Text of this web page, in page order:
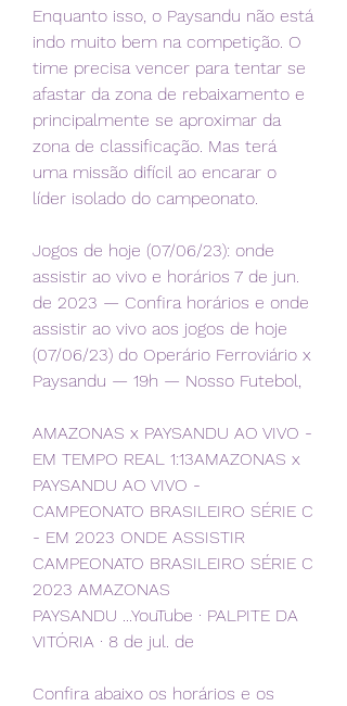
Enquanto isso, o Paysandu não está
indo muito bem na competição. O
time precisa vencer para tentar se
afastar da zona de rebaixamento e
principalmente se aproximar da
zona de classificação. Mas terá
uma missão difícil ao encarar o
líder isolado do campeonato.
Jogos de hoje (07/06/23): onde
assistir ao vivo e horários 7 de jun.
de 2023 — Confira horários e onde
assistir ao vivo aos jogos de hoje
(07/06/23) do Operário Ferroviário x
Paysandu — 19h — Nosso Futebol,
AMAZONAS x PAYSANDU AO VIVO -
EM TEMPO REAL 1:13AMAZONAS x
PAYSANDU AO VIVO -
CAMPEONATO BRASILEIRO SÉRIE C
- EM 2023 ONDE ASSISTIR
CAMPEONATO BRASILEIRO SÉRIE C
2023 AMAZONAS
PAYSANDU ...YouTube · PALPITE DA
VITÓRIA · 8 de jul. de
Confira abaixo os horários e os